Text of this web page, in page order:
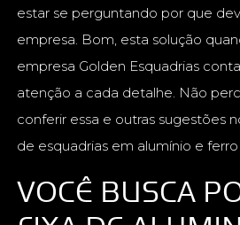
estar se perguntando por que
empresa. Bom, esta solução
empresa Golden Esquadrias
atenção a cada detalhe. Não
conferir essa e outras sugestões
de esquadrias em alumínio e ferro
VOCÊ BUSCA